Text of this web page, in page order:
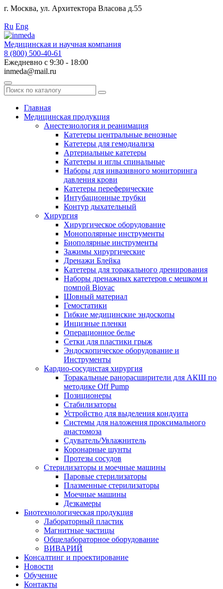
г. Москва, ул. Архитектора Власова д.55
Ru Eng
Медицинская и научная компания
8 (800) 500-40-61
Ежедневно с 9:30 - 18:00
inmeda@mail.ru
Поиск
по
каталогуГлавная
Медицинская продукция
Анестезиология и реанимация
Катетеры центральные венозные
Катетеры для гемодиализа
Артериальные катетеры
Катетеры и иглы спинальные
Наборы для инвазивного мониторинга
давления крови
Катетеры переферические
Интубационные трубки
Контур дыхательный
Хирургия
Хирургическое оборудование
Монополярные инструменты
Биополярные инструменты
Зажимы хирургические
Дренажи Блейка
Катетеры для торакального дренирования
Наборы дренажных катетеров с мешком и
помпой Biovac
Шовный материал
Гемостатики
Гибкие медицинские эндоскопы
Инцизные пленки
Операционное белье
Сетки для пластики грыж
Эндоскопическое оборудование и
Инструменты
Кардио-сосудистая хирургия
Торакальные ранорасширители для АКШ по
методике Off Pump
Позиционеры
Стабилизаторы
Устройство для выделения кондуита
Системы для наложения проксимального
анастомоза
Сдуватель/Увлажнитель
Коронарные шунты
Протезы сосудов
Стерилизаторы и моечные машины
Паровые стерилизаторы
Плазменные стерилизаторы
Моечные машины
Дезкамеры
Биотехнологическая продукция
Лабораторный пластик
Магнитные частицы
Общелабораторное оборудование
ВИВАРИЙ
Консалтинг и проектирование
Новости
Обучение
Контакты